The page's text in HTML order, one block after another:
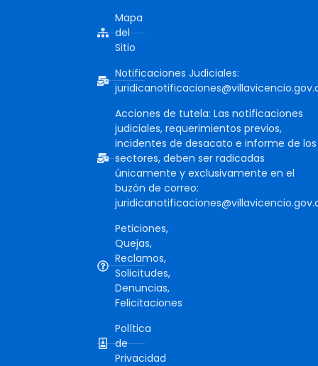
Mapa
del
Sitio
Notificaciones Judiciales:
Acciones de tutela: Las notificaciones
judiciales, requerimientos previos,
incidentes de desacato e informe de los
sectores, deben ser radicadas
únicamente y exclusivamente en el
buzón de correo:
Peticiones,
Quejas,
Reclamos,
Solicitudes,
Denuncias,
Felicitaciones
Política
de
Privacidad